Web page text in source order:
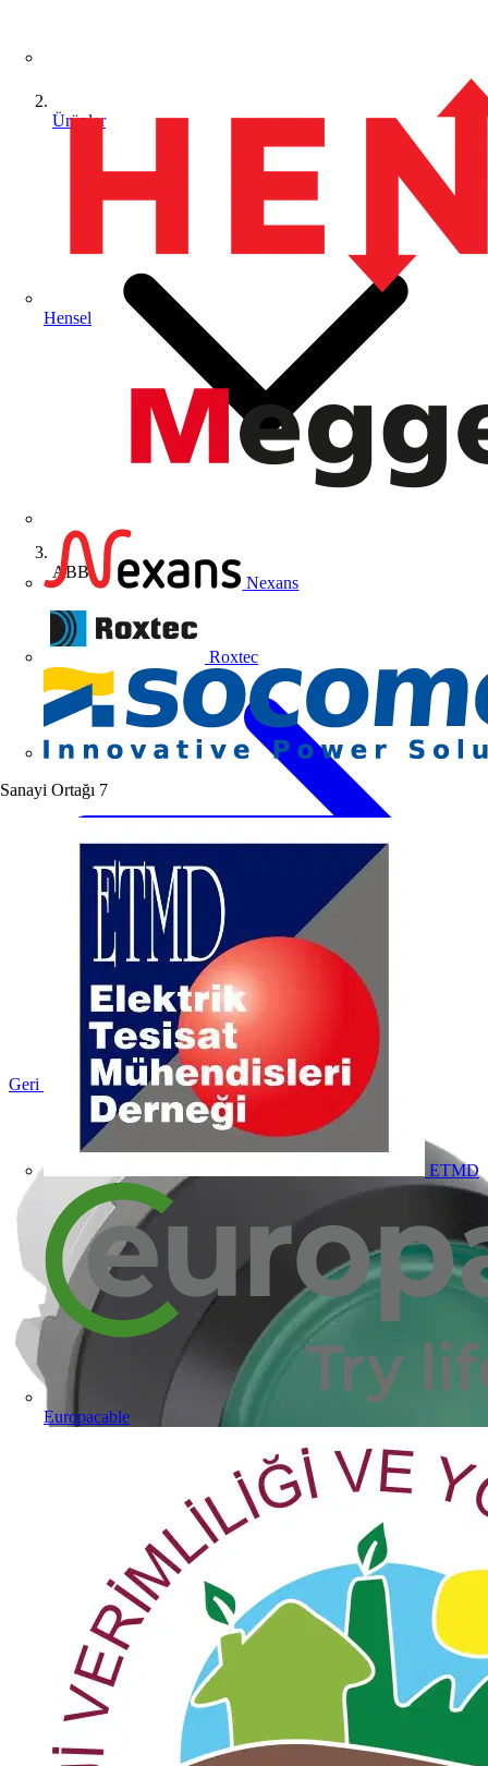
Hensel
Nexans
Roxtec
Sanayi Ortağı 7
ETMD
Europacable
Ürünler
ABB
Geri dön Ürünler